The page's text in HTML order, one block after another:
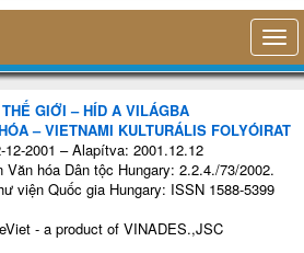
GIỚI – HÍD A VILÁGBA
– VIETNAMI KULTURÁLIS FOLYÓIRAT
12-2001 – Alapítva: 2001.12.12
hóa Dân tộc Hungary: 2.2.4./73/2002.
viện Quốc gia Hungary: ISSN 1588-5399
- a product of VINADES.,JSC